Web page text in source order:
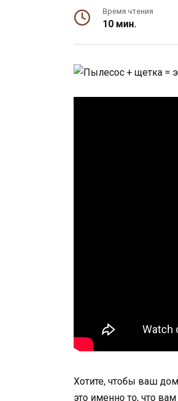
Время чтения
10 мин.
Хотите, чтобы ваш
это именно то, что